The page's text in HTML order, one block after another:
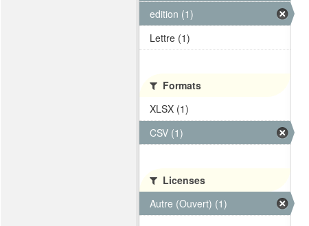
edition (1)
Lettre (1)
Formats
XLSX (1)
CSV (1)
Licenses
Autre (Ouvert) (1)